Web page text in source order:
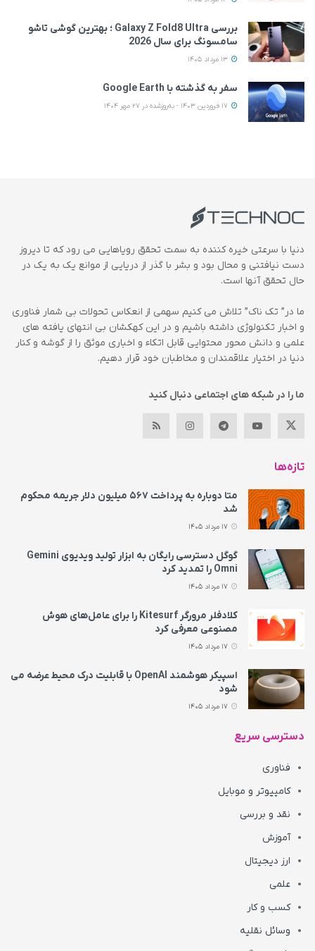
بررسی Galaxy Z Fold8 Ultra ؛ بهترین گوشی تاشو
سامسونگ برای سال 2026
سفر به گذشته با Google Earth
دنیا با سرعتی خیره کننده به سمت تحقق رویاهایی می رود که تا دیروز
دست نیافتنی و محال بود و بشر با گذر از دریایی از موانع یک به یک در
حال تحقق آنها است.
ما در” تک ناک” تلاش می کنیم سهمی از انعکاس تحولات بی شمار فناوری
و اخبار تکنولوژی داشته باشیم و در این کهکشان بی انتهای یافته های
علمی و دانش محور محتوایی قابل اتکاء و اخباری موثق را از گوشه و کنار
دنیا در اختیار علاقمندان و مخاطبان خود قرار دهیم.
ما را در شبکه های اجتماعی دنبال کنید
تازه‌ها
متا دوباره به پرداخت ۵۶۷ میلیون دلار جریمه محکوم
شد
گوگل دسترسی رایگان به ابزار تولید ویدیوی Gemini
Omni را تمدید کرد
کلادفلر مرورگر Kitesurf را برای عامل‌های هوش
مصنوعی معرفی کرد
اسپیکر هوشمند OpenAI با قابلیت درک محیط عرضه می‌
شود
دسترسی سریع
فناوری
کامپیوتر و موبایل
نقد و بررسی
آموزش
ارز دیجیتال
علمی
کسب و کار
وسائل نقلیه